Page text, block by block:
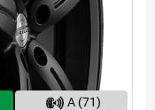
A (71)